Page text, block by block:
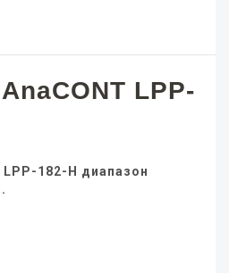
LPP-
LPP-182-H диапазон